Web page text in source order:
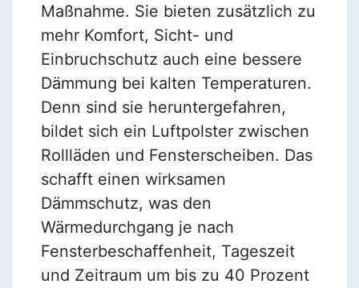
Maßnahme. Sie bieten zusätzlich zu
mehr Komfort, Sicht- und
Einbruchschutz auch eine bessere
Dämmung bei kalten Temperaturen.
Denn sind sie heruntergefahren,
bildet sich ein Luftpolster zwischen
Rollläden und Fensterscheiben. Das
schafft einen wirksamen
Dämmschutz, was den
Wärmedurchgang je nach
Fensterbeschaffenheit, Tageszeit
und Zeitraum um bis zu 40 Prozent